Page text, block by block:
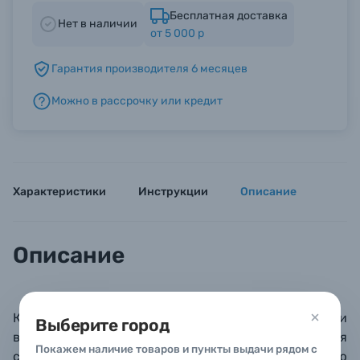
Выберите город
Покажем наличие товаров и пункты выдачи рядом с
Уценённые товары
Нет в наличии
Бесплатная доставка
от 5 000 р
Гарантия производителя 6 месяцев
Можно в рассрочку или кредит
Характеристики Инструкции Описание
Описание
Классический алюминиевый штатив для записи
видео. Спаренные ноги и центральная
среднеуровневая стяжка обеспечивают большую